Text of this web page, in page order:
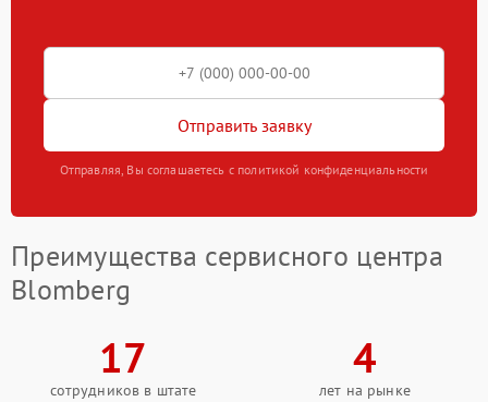
Отправить заявку
Отправляя, Вы соглашаетесь с политикой конфиденциальности
Преимущества сервисного центра
Blomberg
17
сотрудников в штате
4
лет на рынке